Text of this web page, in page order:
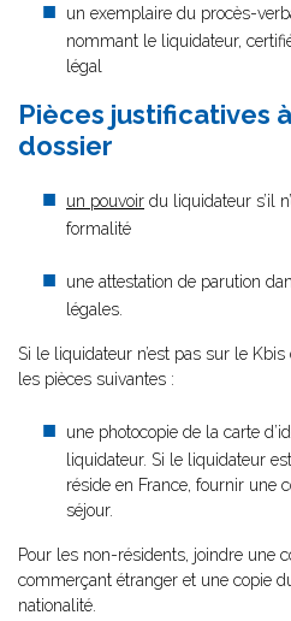
un exemplaire du procès-
nommant le liquidateur,
légal
Pièces justificatives
dossier
un pouvoir du liquidateur s’il
formalité
une attestation de parution
légales.
Si le liquidateur n’est pas sur le
les pièces suivantes :
une photocopie de la carte
liquidateur. Si le liquidateur
réside en France, fournir une
séjour.
Pour les non-résidents, joindre une
commerçant étranger et une copie
nationalité.